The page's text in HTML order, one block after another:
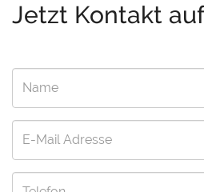
Jetzt Kontakt